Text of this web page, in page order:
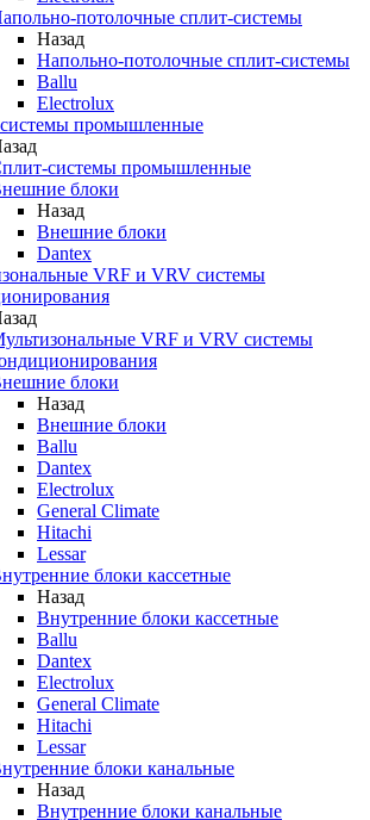
потолочные сплит-системы
Назад
Напольно-потолочные сплит-системы
Ballu
Electrolux
промышленные
системы промышленные
блоки
Назад
Внешние блоки
Dantex
VRF и VRV системы
VRF и VRV системы
блоки
Назад
Внешние блоки
Ballu
Dantex
Electrolux
General Climate
Hitachi
Lessar
блоки кассетные
Назад
Внутренние блоки кассетные
Ballu
Dantex
Electrolux
General Climate
Hitachi
Lessar
блоки канальные
Назад
Внутренние блоки канальные